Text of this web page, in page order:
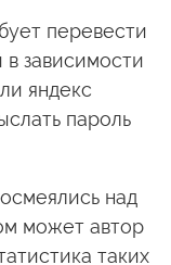
перевести
зависимости
яндекс
пароль
над
может автор
таких